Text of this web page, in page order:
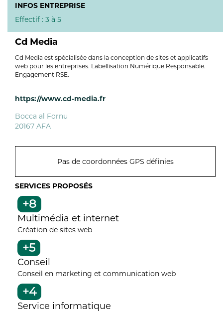
INFOS ENTREPRISE
Effectif : 3 à 5
Cd Media
Cd Media est spécialisée dans la conception de sites et applicatifs
web pour les entreprises. Labellisation Numérique Responsable.
Engagement RSE.
https://www.cd-media.fr
Bocca al Fornu
20167 AFA
Pas de coordonnées GPS définies
SERVICES PROPOSÉS
+8
Multimédia et internet
Création de sites web
+5
Conseil
Conseil en marketing et communication web
+4
Service informatique